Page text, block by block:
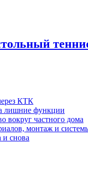
КТК
лишние функции
вокруг частного дома
монтаж и
и снова